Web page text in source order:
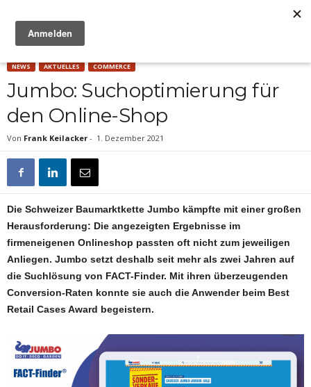
NEWS AKTUELLES COMMERCE
Jumbo: Suchoptimierung für
den Online-Shop
Von Frank Keilacker - 1. Dezember 2021
Die Schweizer Baumarktkette Jumbo kämpfte mit einer großen
Herausforderung: Die angezeigten Ergebnisse im
firmeneigenen Onlineshop passten oft nicht zum jeweiligen
Anliegen. Jumbo setzt deshalb seit mehr als zwei Jahren auf
die Suchlösung von FACT-Finder. Mit ihren überzeugenden
Conversion-Raten konnte sie auch die Anwender beim Best
Retail Cases Award begeistern.